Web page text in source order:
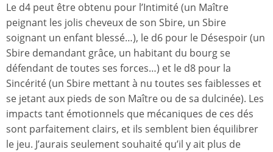
Le d4 peut être obtenu pour l’Intimité (un Maître
peignant les jolis cheveux de son Sbire, un Sbire
soignant un enfant blessé…), le d6 pour le Désespoir (un
Sbire demandant grâce, un habitant du bourg se
défendant de toutes ses forces…) et le d8 pour la
Sincérité (un Sbire mettant à nu toutes ses faiblesses et
se jetant aux pieds de son Maître ou de sa dulcinée). Les
impacts tant émotionnels que mécaniques de ces dés
sont parfaitement clairs, et ils semblent bien équilibrer
le jeu. J’aurais seulement souhaité qu’il y ait plus de